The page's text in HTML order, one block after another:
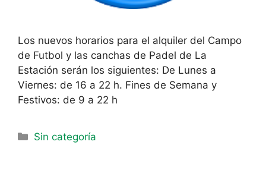
Los nuevos horarios para el alquiler del Campo
de Futbol y las canchas de Padel de La
Estación serán los siguientes: De Lunes a
Viernes: de 16 a 22 h. Fines de Semana y
Festivos: de 9 a 22 h
Sin categoría